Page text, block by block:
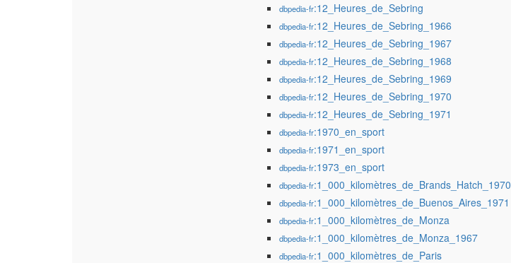
dbpedia-fr:12_Heures_de_Sebring
dbpedia-fr:12_Heures_de_Sebring_1966
dbpedia-fr:12_Heures_de_Sebring_1967
dbpedia-fr:12_Heures_de_Sebring_1968
dbpedia-fr:12_Heures_de_Sebring_1969
dbpedia-fr:12_Heures_de_Sebring_1970
dbpedia-fr:12_Heures_de_Sebring_1971
dbpedia-fr:1970_en_sport
dbpedia-fr:1971_en_sport
dbpedia-fr:1973_en_sport
dbpedia-fr:1_000_kilomètres_de_Brands_Hatch_1970
dbpedia-fr:1_000_kilomètres_de_Buenos_Aires_1971
dbpedia-fr:1_000_kilomètres_de_Monza
dbpedia-fr:1_000_kilomètres_de_Monza_1967
dbpedia-fr:1_000_kilomètres_de_Paris